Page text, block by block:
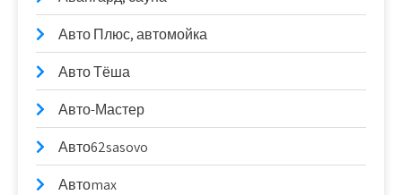
Авто Плюс, автомойка
Авто Тёша
Авто-Мастер
Авто62sasovo
Автоmax